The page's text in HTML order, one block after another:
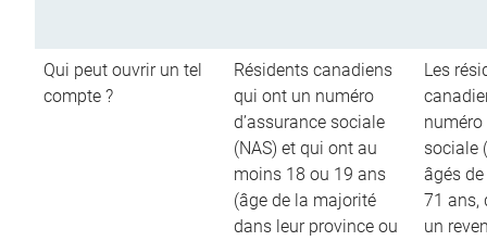
Qui peut ouvrir un tel
compte ?
Résidents canadiens
qui ont un numéro
d’assurance sociale
(NAS) et qui ont au
moins 18 ou 19 ans
(âge de la majorité
dans leur province ou
Les
numéro
sociale
âgés
71 ans,
un